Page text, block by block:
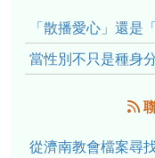
從濟南教會檔案尋